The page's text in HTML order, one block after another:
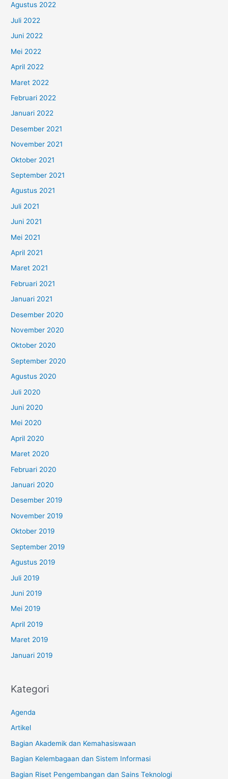
Agustus 2022
Juli 2022
Juni 2022
Mei 2022
April 2022
Maret 2022
Februari 2022
Januari 2022
Desember 2021
November 2021
Oktober 2021
September 2021
Agustus 2021
Juli 2021
Juni 2021
Mei 2021
April 2021
Maret 2021
Februari 2021
Januari 2021
Desember 2020
November 2020
Oktober 2020
September 2020
Agustus 2020
Juli 2020
Juni 2020
Mei 2020
April 2020
Maret 2020
Februari 2020
Januari 2020
Desember 2019
November 2019
Oktober 2019
September 2019
Agustus 2019
Juli 2019
Juni 2019
Mei 2019
April 2019
Maret 2019
Januari 2019
Kategori
Agenda
Artikel
Bagian Akademik dan Kemahasiswaan
Bagian Kelembagaan dan Sistem Informasi
Bagian Riset Pengembangan dan Sains Teknologi